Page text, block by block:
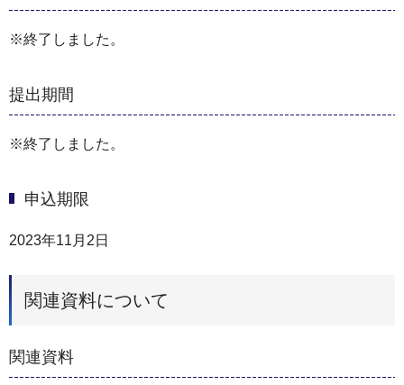
※終了しました。
提出期間
※終了しました。
申込期限
2023年11月2日
関連資料について
関連資料